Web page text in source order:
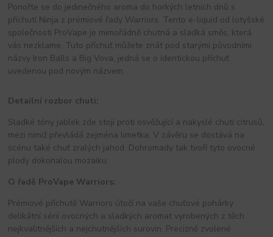
Ponořte se do jedinečného aroma do horkých letních dnů s
příchutí Ninja z prémiové řady Warriors. Tento e-liquid od lotyšské
společnosti ProVape je mimořádně chutná a sladká směs, která
vás nezklame. Tuto příchuť můžete znát pod starými původními
názvy Iron Balls a Big Vova, jedná se o identickou příchuť
uvedenou pod novým názvem.
Detailní rozbor chuti:
Sladké tóny jablek zde stojí proti osvěžující a nakyslé chuti citrusů,
mezi nimiž převládá zejména limetka. V závěru se dostává na
scénu také chuť zralých jahod. Dohromady tak tvoří tyto ovocné
plody dokonalou mozaiku.
O řadě ProVape Warriors:
Prémiové příchutě Warriors útočí na vaše chuťové pohárky
delikátní sérií ovocných a sladkých aromat vyrobených z těch
nejkvalitnějších a nejchutnějších surovin. Precizně zvolené